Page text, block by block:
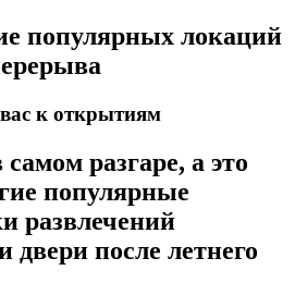
популярных локаций
к открытиям
разгаре, а это
популярные
развлечений
двери после летнего